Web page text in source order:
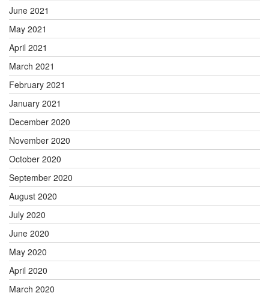
June 2021
May 2021
April 2021
March 2021
February 2021
January 2021
December 2020
November 2020
October 2020
September 2020
August 2020
July 2020
June 2020
May 2020
April 2020
March 2020